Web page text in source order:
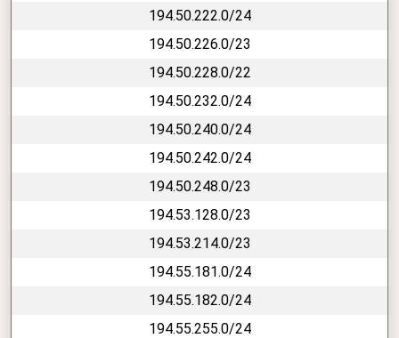
194.50.222.0/24
194.50.226.0/23
194.50.228.0/22
194.50.232.0/24
194.50.240.0/24
194.50.242.0/24
194.50.248.0/23
194.53.128.0/23
194.53.214.0/23
194.55.181.0/24
194.55.182.0/24
194.55.255.0/24